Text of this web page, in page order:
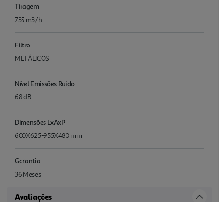
Tiragem
735 m3/h
Filtro
METÁLICOS
Nível Emissões Ruido
68 dB
Dimensões LxAxP
600X625-955X480 mm
Garantia
36 Meses
Avaliações